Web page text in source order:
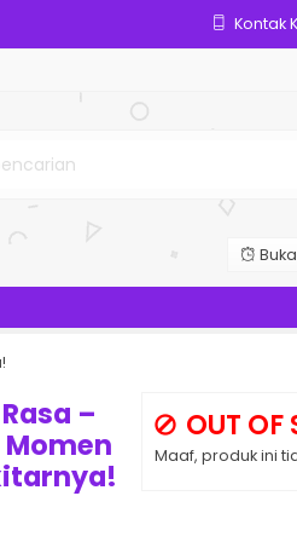
Kontak
–
OUT OF
Maaf, produk ini